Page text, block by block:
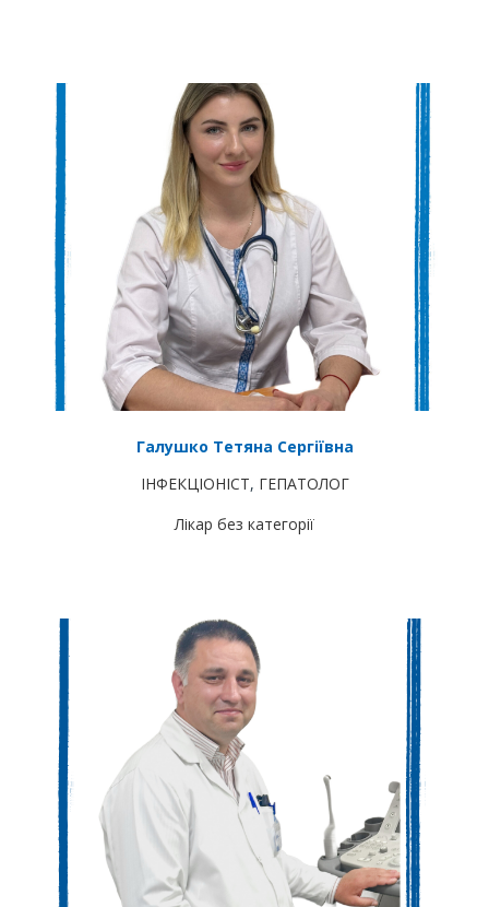
Галушко Тетяна Сергіївна
ІНФЕКЦІОНІСТ, ГЕПАТОЛОГ
Лікар без категорії